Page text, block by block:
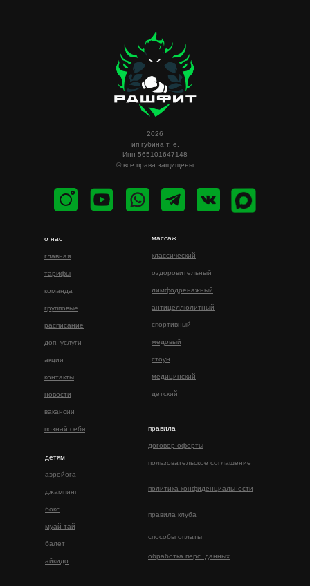
2026
ип губина т. е.
Инн 565101647148
© все права защищены
о нас
главная
команда
доп. услуги
тарифы
групповые
расписание
акции
контакты
новости
вакансии
познай себя
детям
аэройога
джампинг
бокс
муай тай
балет
айкидо
массаж
классический
оздоровительный
лимфодренажный
антицеллюлитный
спортивный
медовый
стоун
медицинский
детский
способы оплаты
обработка перс. данных
правила
договор оферты
пользовательское соглашение
политика конфиденциальности
правила клуба